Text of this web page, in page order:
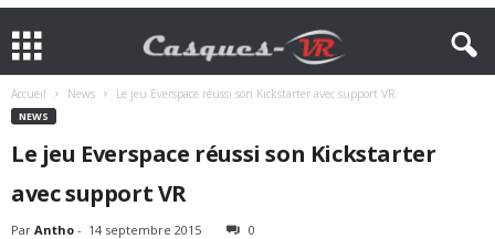
Accueil News Le jeu Everspace réussi son Kickstarter avec support VR
NEWS
Le jeu Everspace réussi son Kickstarter
avec support VR
Par Antho - 14 septembre 2015 0